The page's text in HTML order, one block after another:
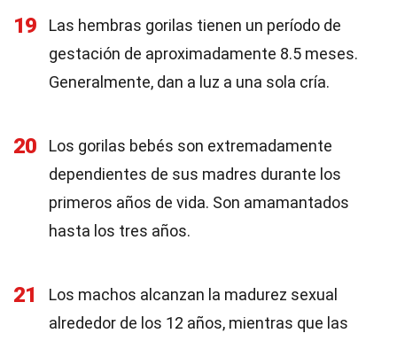
19
Las hembras gorilas tienen un período de
gestación de aproximadamente 8.5 meses.
Generalmente, dan a luz a una sola cría.
20
Los gorilas bebés son extremadamente
dependientes de sus madres durante los
primeros años de vida. Son amamantados
hasta los tres años.
21
Los machos alcanzan la madurez sexual
alrededor de los 12 años, mientras que las